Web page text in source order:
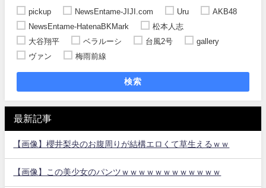
pickup NewsEntame-JIJI.com Uru
AKB48
NewsEntame-HatenaBKMark
松本人志
大谷翔平
ベラルーシ 台風2号
gallery
ヴァン
梅雨前線
検索
最新記事
【画像】櫻井梨央のお腹周りが結構エロくて草生えるｗｗ
【画像】この美少女のパンツｗｗｗｗｗｗｗｗｗｗｗｗ